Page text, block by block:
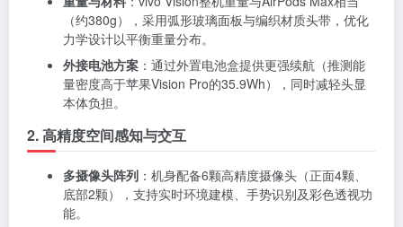
（约380g），采用弧形玻璃面板与编织材质头带，优化
力学设计以平衡重量分布。
外接电池方案 ：通过外置电池盒提供更强续航（推测能
量密度高于苹果Vision Pro的35.9Wh），同时减轻头显
本体负担。
2. 高精度空间感知与交互
多摄像头阵列 ：机身配备6颗高精度摄像头（正面4颗、
底部2颗），支持实时环境建模、手势识别及彩色透视功
能。